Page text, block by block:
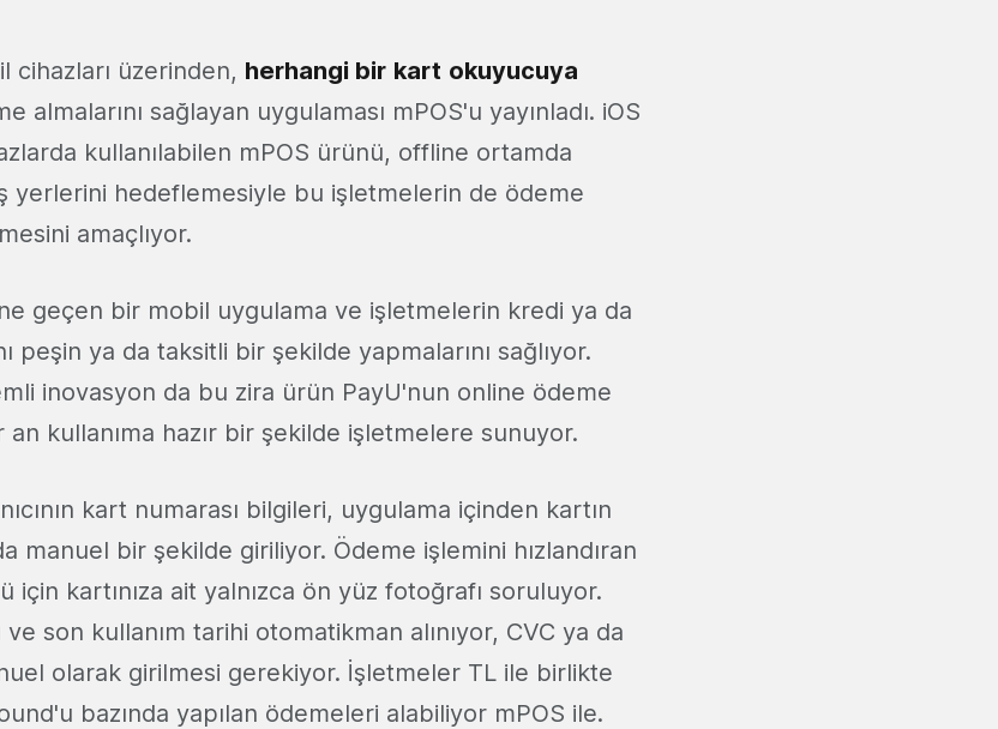
cihazları üzerinden, herhangi bir kart okuyucuya
almalarını sağlayan uygulaması mPOS'u yayınladı. iOS
kullanılabilen mPOS ürünü, offline ortamda
yerlerini hedeflemesiyle bu işletmelerin de ödeme
amaçlıyor.
geçen bir mobil uygulama ve işletmelerin kredi ya da
peşin ya da taksitli bir şekilde yapmalarını sağlıyor.
inovasyon da bu zira ürün PayU'nun online ödeme
kullanıma hazır bir şekilde işletmelere sunuyor.
kart numarası bilgileri, uygulama içinden kartın
manuel bir şekilde giriliyor. Ödeme işlemini hızlandıran
kartınıza ait yalnızca ön yüz fotoğrafı soruluyor.
son kullanım tarihi otomatikman alınıyor, CVC ya da
olarak girilmesi gerekiyor. İşletmeler TL ile birlikte
bazında yapılan ödemeleri alabiliyor mPOS ile.